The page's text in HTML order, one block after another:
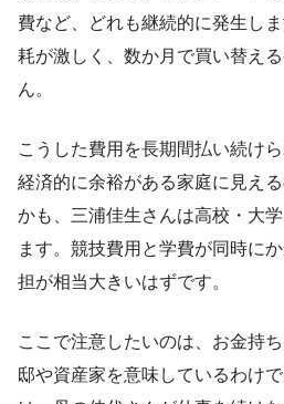
費など、どれも継続的に発生し
耗が激しく、数か月で買い替え
ん。
こうした費用を長期間払い続け
経済的に余裕がある家庭に見え
かも、三浦佳生さんは高校・大
ます。競技費用と学費が同時に
担が相当大きいはずです。
ここで注意したいのは、お金持
邸や資産家を意味しているわけ